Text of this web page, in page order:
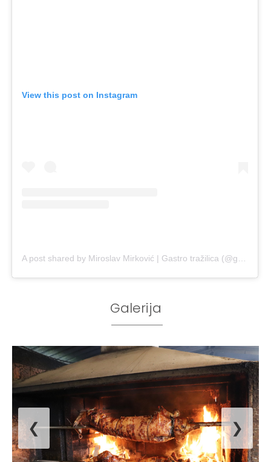
View this post on Instagram
A post shared by Miroslav Mirković | Gastro tražilica (@gastrotrazilica)
Galerija
❮ ❯